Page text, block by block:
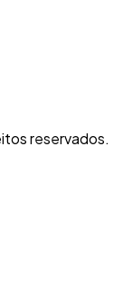
reservados.